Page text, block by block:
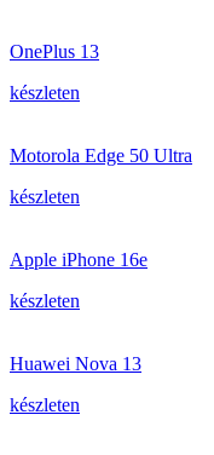
OnePlus 13
készleten
Motorola Edge 50 Ultra
készleten
Apple iPhone 16e
készleten
Huawei Nova 13
készleten